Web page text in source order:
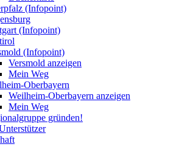
(Infopoint)
(Infopoint)
(Infopoint)
Versmold anzeigen
Mein Weg
Oberbayern
Weilheim-Oberbayern anzeigen
Mein Weg
gründen!